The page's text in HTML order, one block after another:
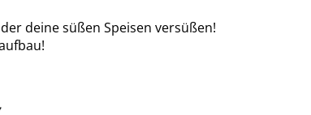
deine süßen Speisen versüßen!